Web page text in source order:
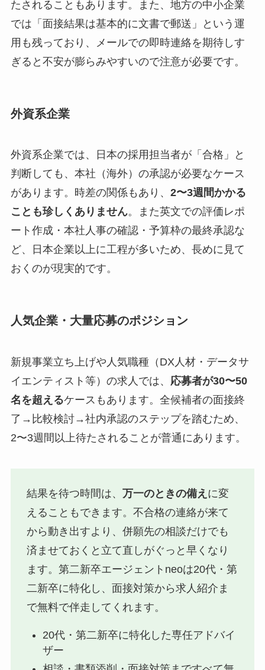
たされることもあります。また、地方の中小企業
では「面接結果は基本的に文書で郵送」という運
用も残っており、メールでの即時連絡を期待しす
ぎると不安が膨らみやすいので注意が必要です。
外資系企業
外資系企業では、日本の採用担当者が「合格」と
判断しても、本社（海外）の承認が必要なケース
があります。時差の関係もあり、 2〜3週間かかる
ことも珍しくありません。また英文での評価レポ
ート作成・本社人事の確認・予算枠の最終承認な
ど、日本企業以上に工程が多いため、長めに見て
おくのが現実的です。
人気企業・大量応募のポジション
新規事業立ち上げや人気職種（DX人材・データサ
イエンティスト等）の求人では、 応募者が30〜50
名を超えるケースもあります。全候補者の面接終
了→比較検討→社内承認のステップを踏むため、
2〜3週間以上待たされることが普通にあります。
結果を待つ時間は、 万一のときの備え に変
えることもできます。不合格の連絡が来て
から動き出すより、併願先の相談だけでも
済ませておくと立て直しがぐっと早くなり
ます。第二新卒エージェントneoは20代・第
二新卒に特化し、面接対策から求人紹介ま
で無料で伴走してくれます。
20代・第二新卒に特化した専任アドバイ
ザー